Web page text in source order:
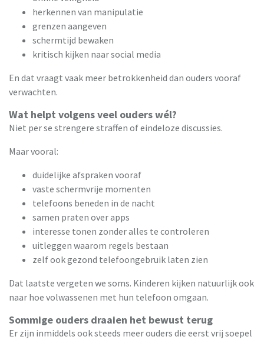
herkennen van manipulatie
grenzen aangeven
schermtijd bewaken
kritisch kijken naar social media
En dat vraagt vaak meer betrokkenheid dan ouders vooraf
verwachten.
Wat helpt volgens veel ouders wél?
Niet per se strengere straffen of eindeloze discussies.
Maar vooral:
duidelijke afspraken vooraf
vaste schermvrije momenten
telefoons beneden in de nacht
samen praten over apps
interesse tonen zonder alles te controleren
uitleggen waarom regels bestaan
zelf ook gezond telefoongebruik laten zien
Dat laatste vergeten we soms. Kinderen kijken natuurlijk ook
naar hoe volwassenen met hun telefoon omgaan.
Sommige ouders draaien het bewust terug
Er zijn inmiddels ook steeds meer ouders die eerst vrij soepel